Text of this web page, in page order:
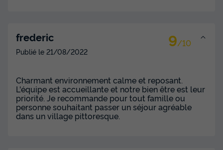
frederic 9/10
Publié le 21/08/2022
Charmant environnement calme et reposant.
L'équipe est accueillante et notre bien être est leur
priorité. Je recommande pour tout famille ou
personne souhaitant passer un séjour agréable
dans un village pittoresque.